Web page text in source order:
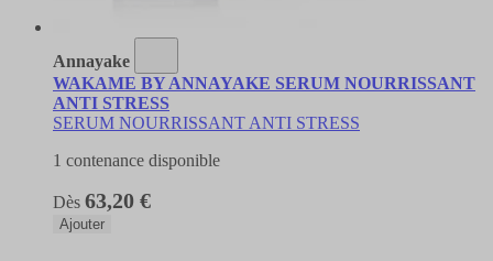
Annayake
WAKAME BY ANNAYAKE SERUM NOURRISSANT
ANTI STRESS
SERUM NOURRISSANT ANTI STRESS
1 contenance disponible
Dès 63,20 €
Ajouter